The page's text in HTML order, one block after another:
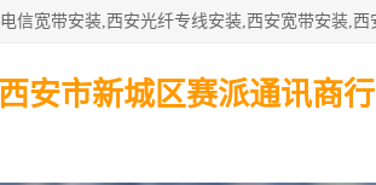
西安市新城区赛派通讯商行